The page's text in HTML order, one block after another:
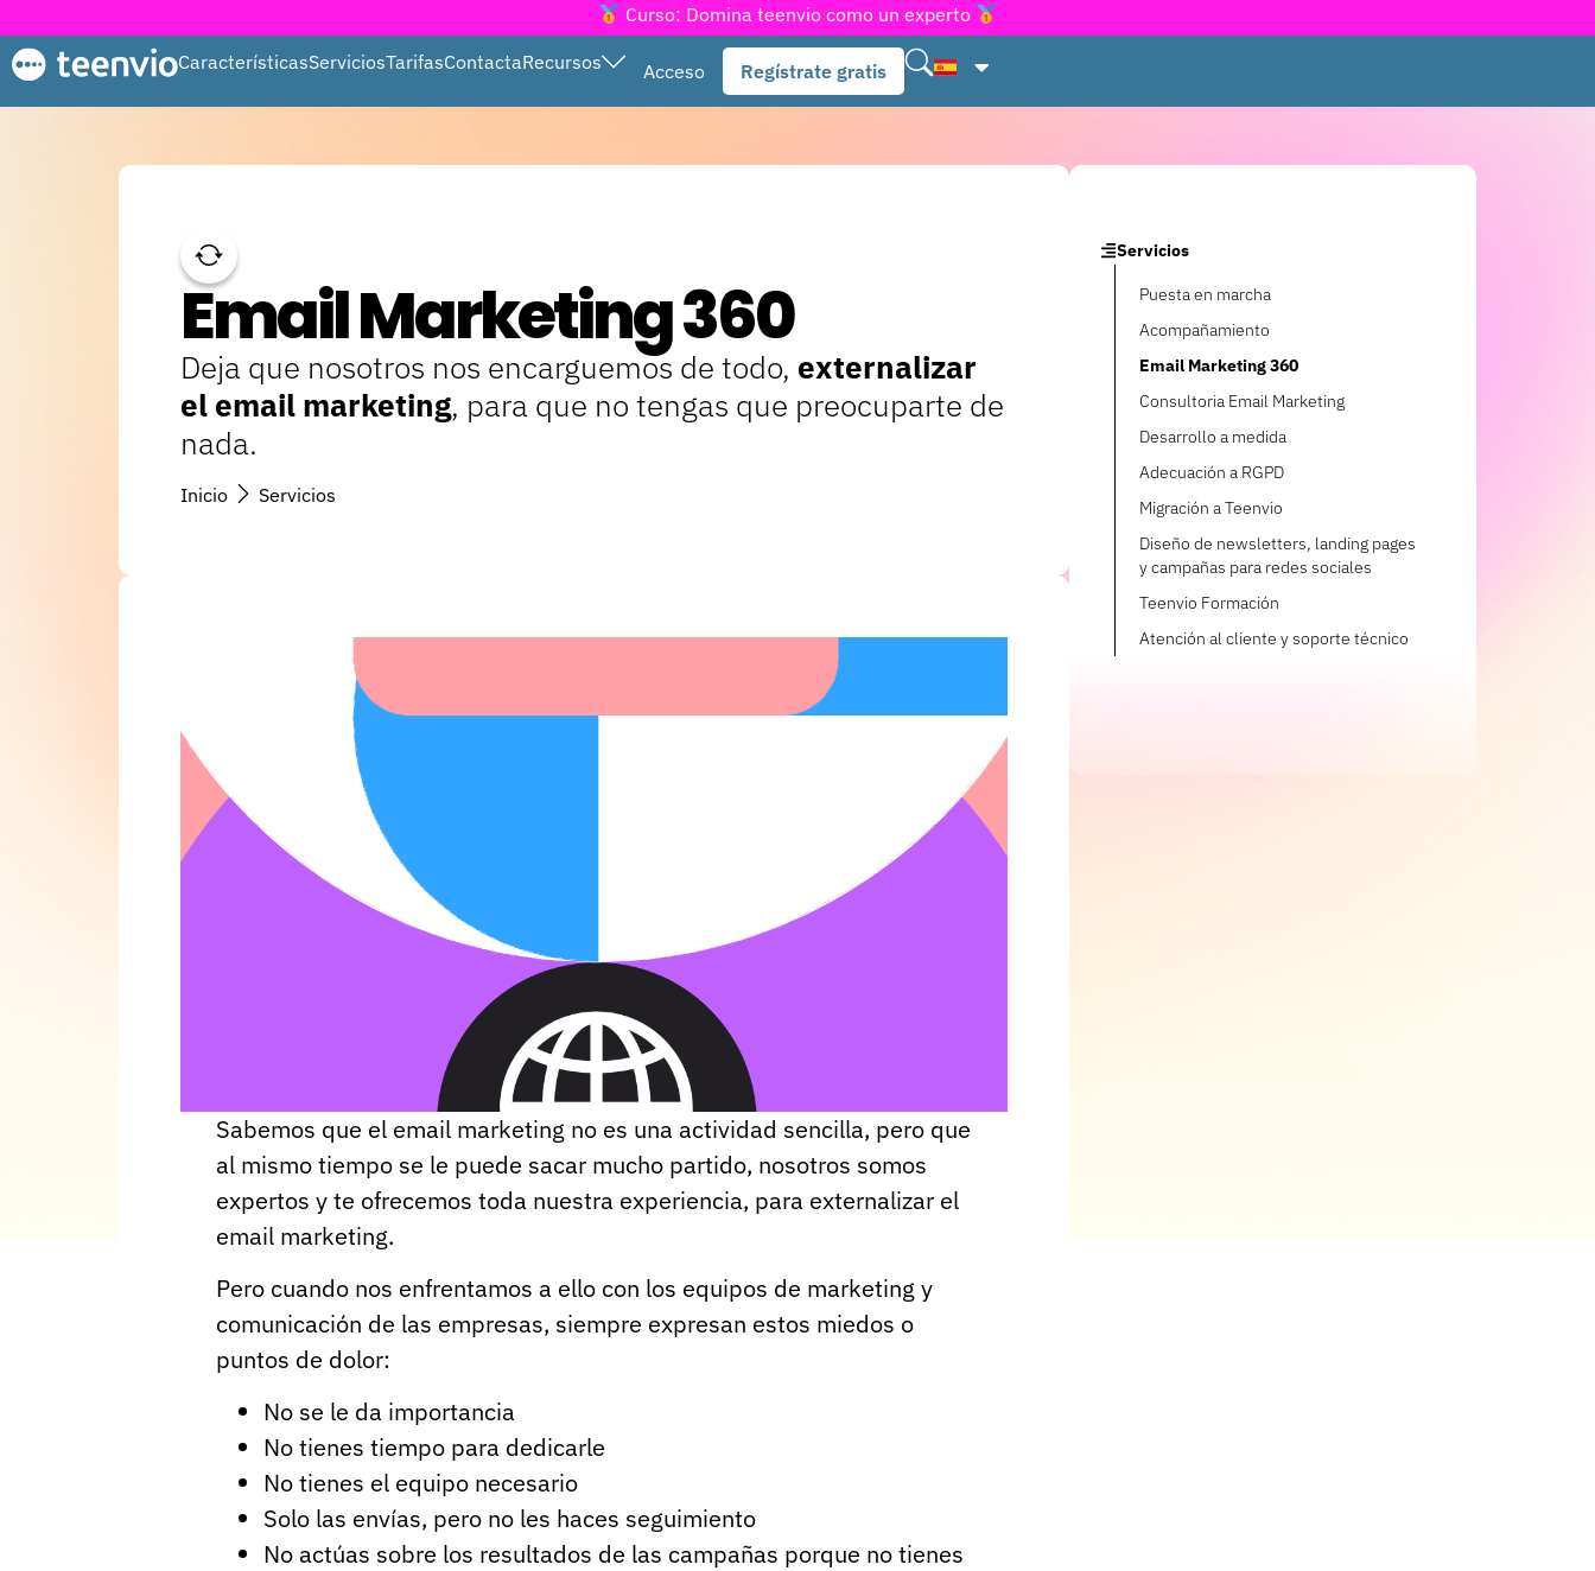
Curso: Domina teenvio como un experto
CaracterísticasServiciosTarifasContactaRecursos Acceso Regístrate gratis
Email Marketing 360
Deja que nosotros nos encarguemos de todo, externalizar
el email marketing, para que no tengas que preocuparte de
nada.
Inicio Servicios
Sabemos que el email marketing no es una actividad sencilla, pero que
al mismo tiempo se le puede sacar mucho partido, nosotros somos
expertos y te ofrecemos toda nuestra experiencia, para externalizar el
email marketing.
Pero cuando nos enfrentamos a ello con los equipos de marketing y
comunicación de las empresas, siempre expresan estos miedos o
puntos de dolor:
No se le da importancia
No tienes tiempo para dedicarle
No tienes el equipo necesario
Solo las envías, pero no les haces seguimiento
No actúas sobre los resultados de las campañas porque no tienes
Servicios
Puesta en marcha
Acompañamiento
Email Marketing 360
Consultoria Email Marketing
Desarrollo a medida
Adecuación a RGPD
Migración a Teenvio
Diseño de newsletters, landing pages
y campañas para redes sociales
Teenvio Formación
Atención al cliente y soporte técnico